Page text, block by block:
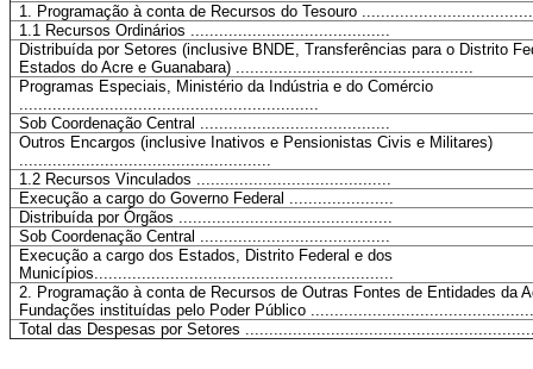
1. Programação à conta de Recursos do Tesouro
1.1 Recursos Ordinários ..........................................
Distribuída por Setores (inclusive BNDE, Transferências para o Distrito
Estados do Acre e Guanabara) ..................................................
Programas Especiais, Ministério da Indústria e do Comércio
Sob Coordenação Central ........................................
Outros Encargos (inclusive Inativos e Pensionistas Civis e Militares)
1.2 Recursos Vinculados .........................................
Execução a cargo do Governo Federal ......................
Distribuída por Órgãos .............................................
Sob Coordenação Central ........................................
Execução a cargo dos Estados, Distrito Federal e dos
Municípios...............................................................
2. Programação à conta de Recursos de Outras Fontes de Entidades da
Fundações instituídas pelo Poder Público
Total das Despesas por Setores